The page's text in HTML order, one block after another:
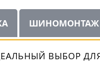
ШИНОМОНТАЖ
ИДЕАЛЬНЫЙ